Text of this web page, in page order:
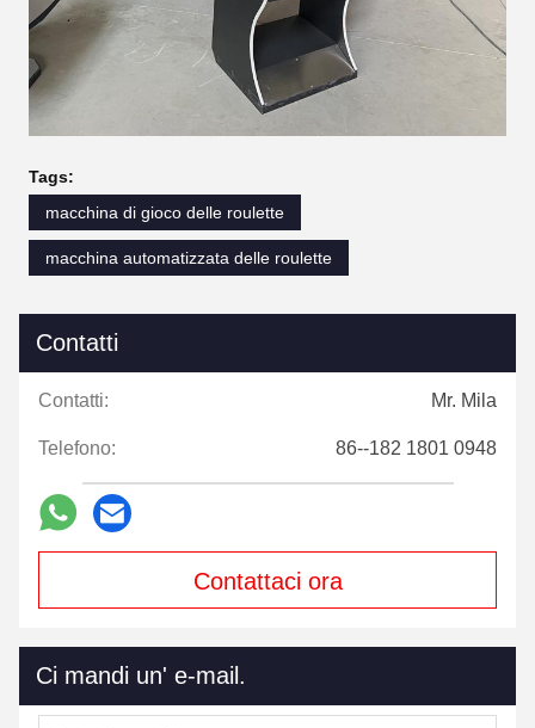
Tags:
macchina di gioco delle roulette
macchina automatizzata delle roulette
Contatti
Contatti: Mr. Mila
Telefono: 86--182 1801 0948
Contattaci ora
Ci mandi un' e-mail.